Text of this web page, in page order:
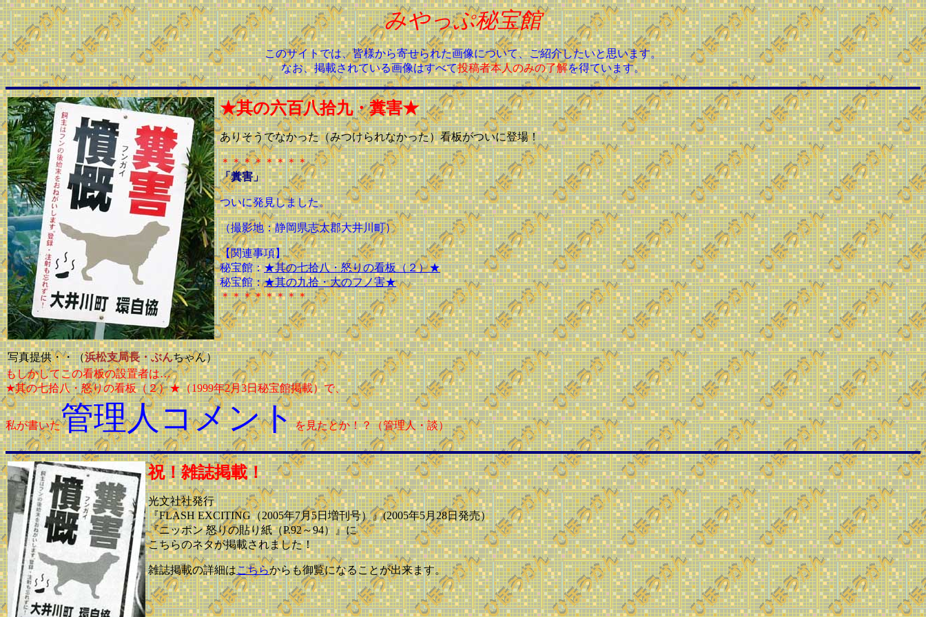
みやっぷ秘宝館
このサイトでは、皆様から寄せられた画像について、ご紹介したいと思います。
なお、掲載されている画像はすべて投稿者本人のみの了解を得ています。
写真提供・・（浜松支局長・ぶんちゃん）
★其の六百八拾九・糞害★
ありそうでなかった（みつけられなかった）看板がついに登場！
＊＊＊＊＊＊＊＊
「糞害」
ついに発見しました。
（撮影地：静岡県志太郡大井川町）
【関連事項】
秘宝館：★其の七拾八・怒りの看板（２）★
秘宝館：★其の九拾・大のフノ害★
＊＊＊＊＊＊＊＊
もしかしてこの看板の設置者は…
★其の七拾八・怒りの看板（２）★（1999年2月3日秘宝館掲載）で、
私が書いた管理人コメントを見たとか！？（管理人・談）
祝！雑誌掲載！
光文社社発行
『FLASH EXCITING（2005年7月5日増刊号）』(2005年5月28日発売）
『ニッポン 怒りの貼り紙（P.92～94）』に
こちらのネタが掲載されました！
雑誌掲載の詳細はこちらからも御覧になることが出来ます。